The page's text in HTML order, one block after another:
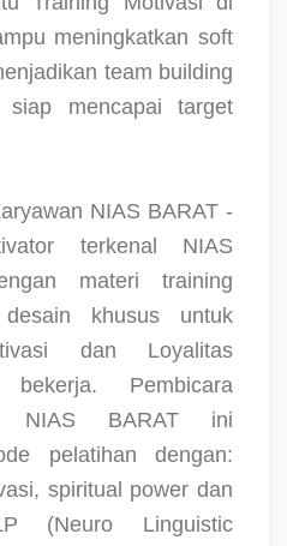
meningkatkan soft
team building
mencapai target
NIAS BARAT -
terkenal NIAS
materi training
khusus untuk
dan Loyalitas
Pembicara
NIAS BARAT ini
pelatihan dengan:
spiritual power dan
(Neuro Linguistic